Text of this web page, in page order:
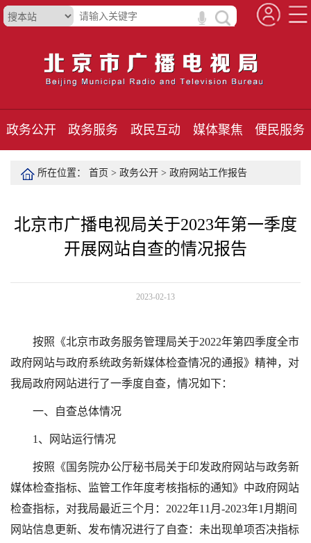
政务公开 政务服务 政民互动 媒体聚焦 便民服务
所在位置： 首页 > 政务公开 > 政府网站工作报告
北京市广播电视局关于2023年第一季度
开展网站自查的情况报告
2023-02-13
按照《北京市政务服务管理局关于2022年第四季度全市
政府网站与政府系统政务新媒体检查情况的通报》精神，对
我局政府网站进行了一季度自查，情况如下：
一、自查总体情况
1、网站运行情况
按照《国务院办公厅秘书局关于印发政府网站与政务新
媒体检查指标、监管工作年度考核指标的通知》中政府网站
检查指标，对我局最近三个月：2022年11月-2023年1月期间
网站信息更新、发布情况进行了自查：未出现单项否决指标